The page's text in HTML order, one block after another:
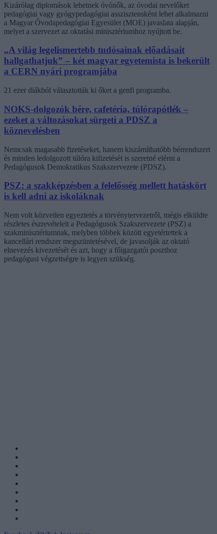
Kizárólag diplomások lehetnek óvónők, az óvodai nevelőket
pedagógiai vagy gyógypedagógiai asszisztensként lehet alkalmazni
a Magyar Óvodapedagógiai Egyesület (MOE) javaslata alapján,
melyet a szervezet az oktatási minisztériumhoz nyújtott be.
„A világ legelismertebb tudósainak előadásait
hallgathatjuk” – két magyar egyetemista is bekerült
a CERN nyári programjába
21 ezer diákból választották ki őket a genfi programba.
NOKS-dolgozók bére, cafetéria, túlórapótlék –
ezeket a változásokat sürgeti a PDSZ a
köznevelésben
Nemcsak magasabb fizetéseket, hanem kiszámíthatóbb bérrendszert
és minden ledolgozott túlóra kifizetését is szeretné elérni a
Pedagógusok Demokratikus Szakszervezete (PDSZ).
PSZ: a szakképzésben a felelősség mellett hatáskört
is kell adni az iskoláknak
Nem volt közvetlen egyeztetés a törvénytervezetről, mégis elküldte
részletes észrevételeit a Pedagógusok Szakszervezete (PSZ) a
szakminisztériumnak, melyben többek között egyetértettek a
kancellári rendszer megszüntetésével, de javasolják az oktató
elnevezés kivezetését és azt, hogy a főigazgatói poszthoz
pedagógusi végzettségre is legyen szükség.